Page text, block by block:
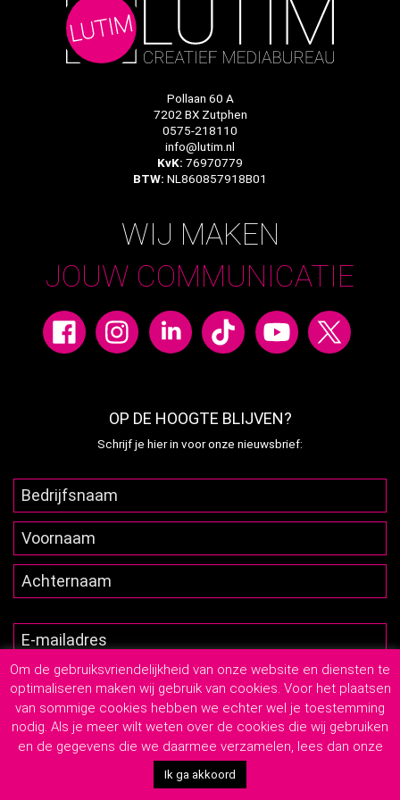
Pollaan 60 A
7202 BX Zutphen
0575-218110
info@lutim.nl
KvK: 76970779
BTW: NL860857918B01
WIJ MAKEN
JOUW COMMUNICATIE
OP DE HOOGTE BLIJVEN?
Schrijf je hier in voor onze nieuwsbrief:
2026 © Lutim Creatief Mediabureau - Privacyverklaring -
Algemene Leveringsvoorwaarden
Om de gebruiksvriendelijkheid van onze website en diensten te
optimaliseren maken wij gebruik van cookies. Voor het plaatsen
van sommige cookies hebben we echter wel je toestemming
nodig. Als je meer wilt weten over de cookies die wij gebruiken
en de gegevens die we daarmee verzamelen, lees dan onze
Ik ga akkoord